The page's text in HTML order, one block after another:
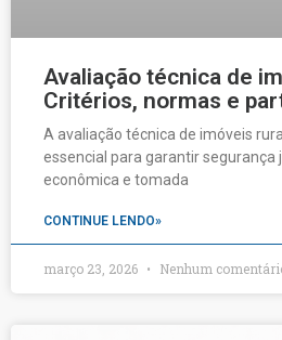
Avaliação técnica de
Critérios, normas e
A avaliação técnica de imóveis
essencial para garantir segurança
econômica e tomada
CONTINUE LENDO»
março 23, 2026 Nenhum